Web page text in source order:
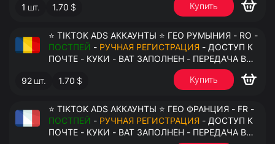
1 шт. 1.70 $ Купить
⭐ TIKTOK ADS АККАУНТЫ ⭐ ГЕО РУМЫНИЯ - RO -
ПОСТПЕЙ - РУЧНАЯ РЕГИСТРАЦИЯ - ДОСТУП К
ПОЧТЕ - КУКИ - ВАТ ЗАПОЛНЕН - ПЕРЕДАЧА В
92 шт. 1.70 $ Купить
⭐ TIKTOK ADS АККАУНТЫ ⭐ ГЕО ФРАНЦИЯ - FR -
ПОСТПЕЙ - РУЧНАЯ РЕГИСТРАЦИЯ
ПОЧТЕ - КУКИ - ВАТ ЗАПОЛНЕН - ПЕРЕДАЧА В